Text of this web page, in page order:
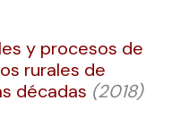
y procesos de
rurales de
décadas (2018)